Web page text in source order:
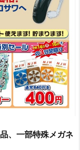
品、一部特殊メガネ